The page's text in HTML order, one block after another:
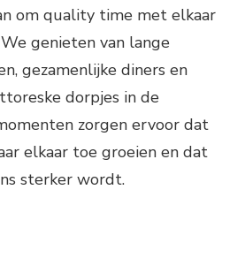
om quality time met elkaar
genieten van lange
gezamenlijke diners en
dorpjes in de
zorgen ervoor dat
elkaar toe groeien en dat
sterker wordt.